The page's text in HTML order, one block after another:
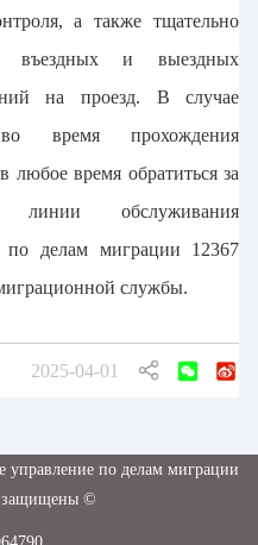
а также тщательно
въездных и выездных
на проезд. В случае
время прохождения
время обратиться за
обслуживания
по делам миграции 12367
службы.
2025-04-01
управление по делам миграции
защищены ©